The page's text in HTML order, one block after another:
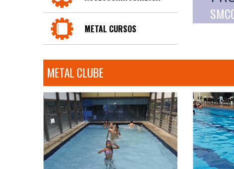
METAL CURSOS
METAL CLUBE